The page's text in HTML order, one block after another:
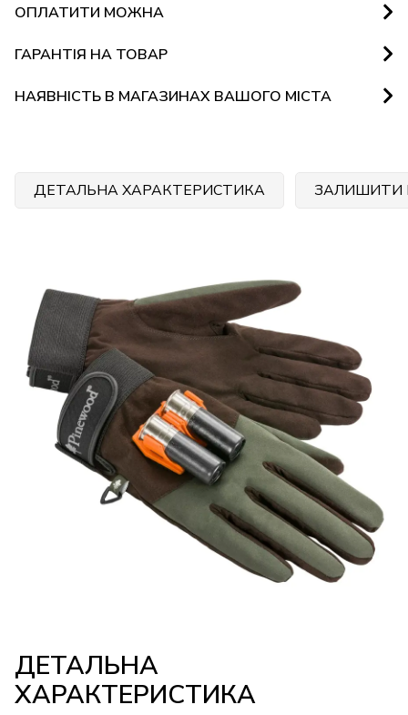
ОПЛАТИТИ МОЖНА
ГАРАНТІЯ НА ТОВАР
НАЯВНІСТЬ В МАГАЗИНАХ ВАШОГО МІСТА
ДЕТАЛЬНА ХАРАКТЕРИСТИКА ЗАЛИШИТИ
ДЕТАЛЬНА
ХАРАКТЕРИСТИКА